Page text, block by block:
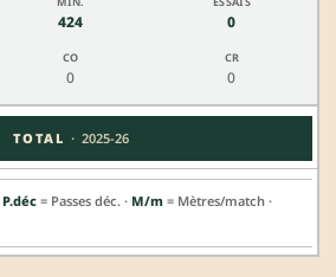
424 0
0 0
TOTAL · 2025-26
P.déc = Passes déc. · M/m = Mètres/match ·